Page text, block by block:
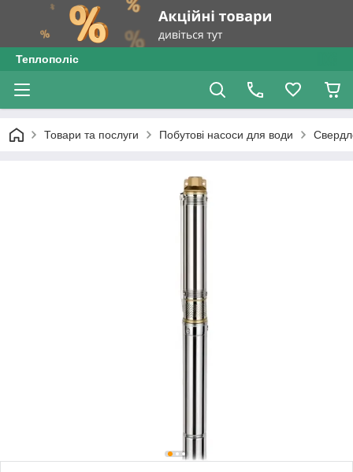
Теплополіс
Товари та послуги Побутові насоси для води